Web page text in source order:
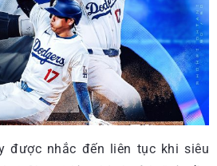
được nhắc đến liên tục khi siêu